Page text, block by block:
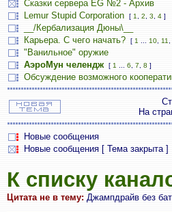
Сказки сервера EG №2 - Архив
Lemur Stupid Corporation
[ 1 2 3 4 ]
__/Кербализация Дюны\__
Карьера. С чего начать?
[ 1 10 11
"Ванильное" оружие
АэроМун челендж
[ 1 6 7 8 ]
Обсуждение возможного
На
Новые сообщения
Новые сообщения [ Тема закрыта ]
К списку
Цитата не в тему: Джампдрайв без